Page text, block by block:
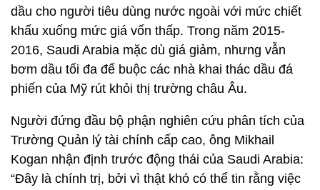
dầu cho người tiêu dùng nước ngoài với mức chiết
khấu xuống mức giá vốn thấp. Trong năm 2015-
2016, Saudi Arabia mặc dù giá giảm, nhưng vẫn
bơm dầu tối đa để buộc các nhà khai thác dầu đá
phiến của Mỹ rút khỏi thị trường châu Âu.
Người đứng đầu bộ phận nghiên cứu phân tích của
Trường Quản lý tài chính cấp cao, ông Mikhail
Kogan nhận định trước động thái của Saudi Arabia:
“Đây là chính trị, bởi vì thật khó có thể tin rằng việc